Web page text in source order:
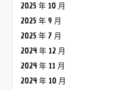
2025 年 10 月
2025 年 9 月
2025 年 7 月
2024 年 12 月
2024 年 11 月
2024 年 10 月